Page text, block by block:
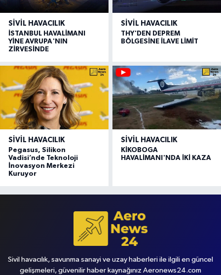
SIVIL HAVACILIK
İSTANBUL HAVALİMANI
YİNE AVRUPA'NIN
ZİRVESİNDE
SIVIL HAVACILIK
THY'DEN DEPREM
BÖLGESİNE İLAVE LİMİT
SIVIL HAVACILIK
Pegasus, Silikon
Vadisi’nde Teknoloji
İnovasyon Merkezi
Kuruyor
SIVIL HAVACILIK
KİKOBOGA
HAVALİMANI'NDA İKİ KAZA
Sivil havacılık, savunma sanayi ve uzay haberleri ile ilgili en güncel
gelişmeleri, güvenilir haber kaynağınız Aeronews24.com